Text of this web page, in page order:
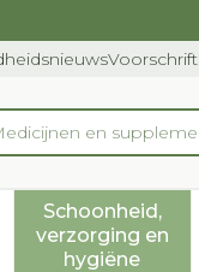
Voorschrift
merk,
Schoonheid,
verzorging en
hygiëne
Toon